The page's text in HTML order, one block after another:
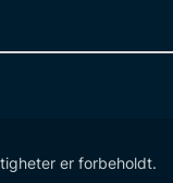
er forbeholdt.